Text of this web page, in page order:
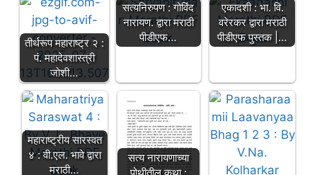
तीर्थरूप महाराष्ट्र २ :
पं. महादेवशास्त्री
जोशी…
सत्यनिरुपण : गोविंद
नारायण. द्वारा मराठी
पीडीएफ…
एकादशी : भा. वि.
वरेरकर द्वारा मराठी
पीडीएफ पुस्तक |…
महाराष्ट्रीय सारस्वत
४ : वी.एल. भावे द्वारा
मराठी…
सत्य नारायणाच्या